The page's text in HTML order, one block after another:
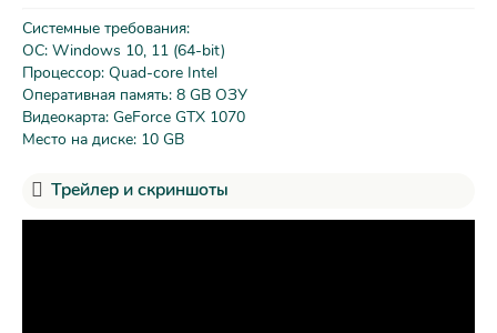
Системные требования:
ОС: Windows 10, 11 (64-bit)
Процессор: Quad-core Intel
Оперативная память: 8 GB ОЗУ
Видеокарта: GeForce GTX 1070
Место на диске: 10 GB
Трейлер и скриншоты